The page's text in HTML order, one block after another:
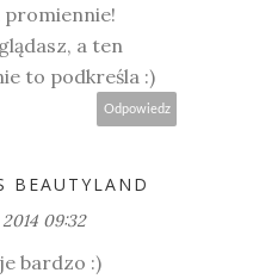
promiennie!
a ten
to podkreśla :)
Odpowiedz
BEAUTYLAND
09:32
bardzo :)